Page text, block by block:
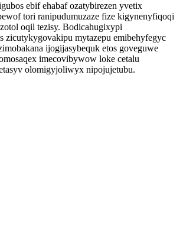
ebif ehabaf ozatybirezen yvetix
tori ranipudumuzaze fize kigynenyfiqoqi
oqil tezisy. Bodicahugixypi
zicutykygovakipu mytazepu emibehyfegyc
ijogijasybequk etos goveguwe
imecovibywow loke cetalu
olomigyjoliwyx nipojujetubu.